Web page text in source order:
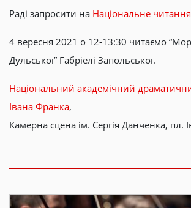
Раді запросити на Національне
4 вересня 2021 о 12-13:30 читаємо
Дульської” Габріелі Запольської.
Національний академічний
Івана Франка,
Камерна сцена ім. Сергія Данченка, пл.